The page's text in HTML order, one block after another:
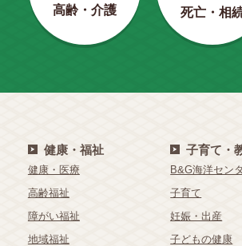
高齢・介護 死亡・相
健康・福祉
健康・医療
高齢福祉
障がい福祉
地域福祉
子育て・
B&G海洋セン
子育て
妊娠・出産
子どもの健康